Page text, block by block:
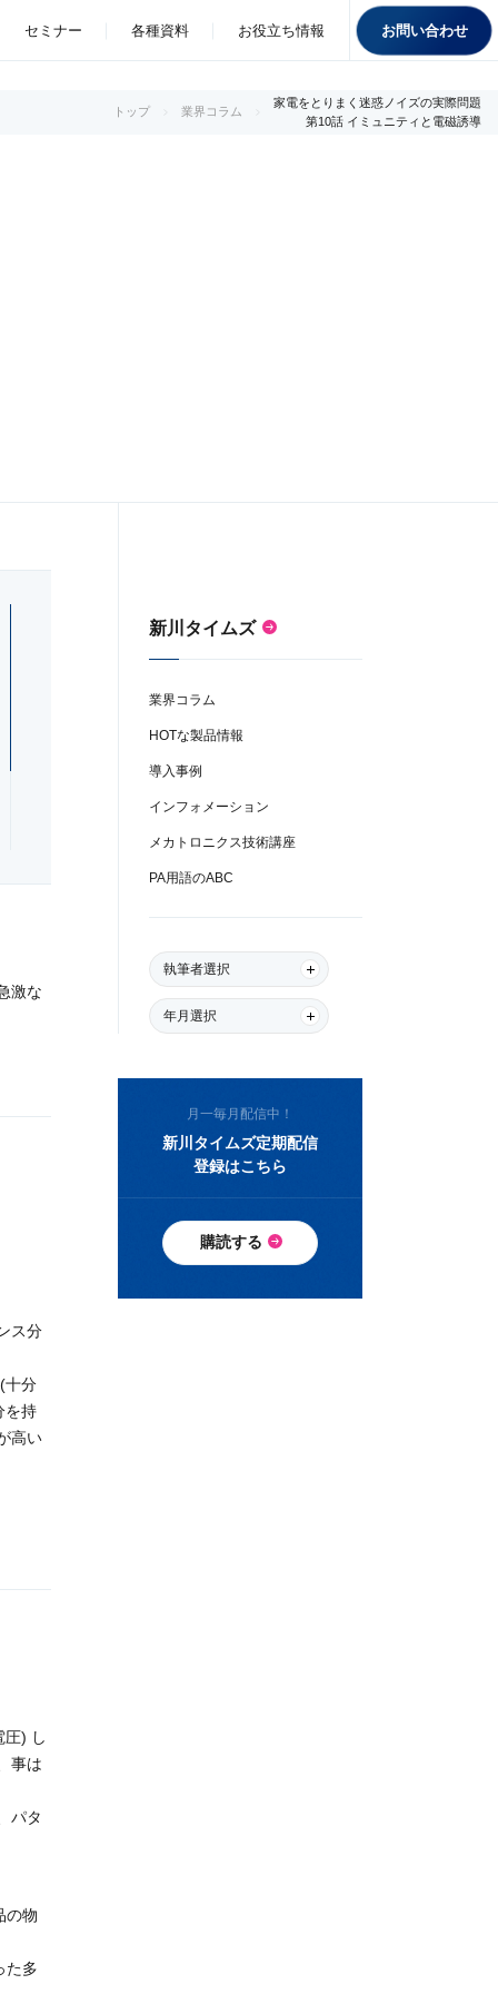
セミナー 各種資料 お役立ち情報 お問い合わせ
トップ 業界コラム
家電をとりまく迷惑ノイズの実際問題
第10話 イミュニティと電磁誘導
激な
ス分
十分
を持
高い
圧) し
事は
パタ
の物
た多
新川タイムズ
業界コラム
HOTな製品情報
導入事例
インフォメーション
メカトロニクス技術講座
PA用語のABC
執筆者選択
年月選択
月一毎月配信中！
新川タイムズ定期配信
登録はこちら
購読する